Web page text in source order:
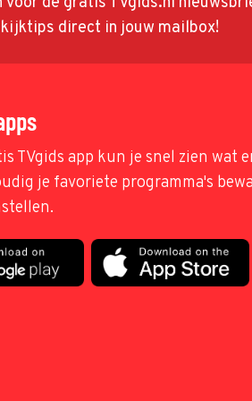
direct in jouw mailbox!
TVgids app kun je snel zien wat
je favoriete programma's